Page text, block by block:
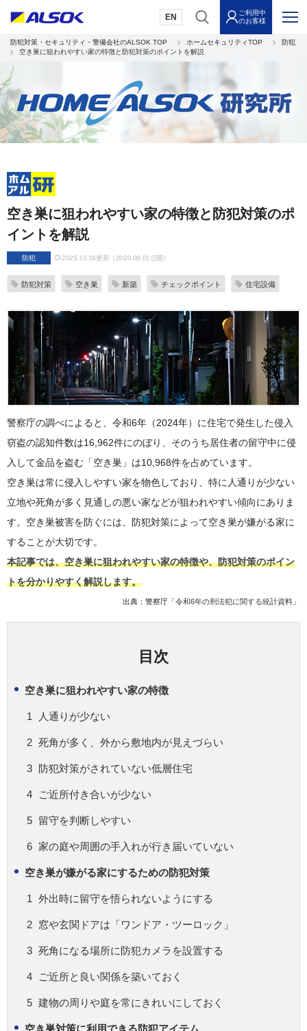
EN
ご利用中
のお客様
防犯対策・セキュリティ・警備会社のALSOK TOP ホームセキュリティTOP
防犯
空き巣に狙われやすい家の特徴と防犯対策のポイントを解説
空き巣に狙われやすい家の特徴と防犯対策のポ
イントを解説
防犯 2025.10.24更新（2020.09.01公開）
防犯対策 空き巣 新築 チェックポイント 住宅設備
警察庁の調べによると、令和6年（2024年）に住宅で発生した侵入
窃盗の認知件数は16,962件にのぼり、そのうち居住者の留守中に侵
入して金品を盗む「空き巣」は10,968件を占めています。
空き巣は常に侵入しやすい家を物色しており、特に人通りが少ない
立地や死角が多く見通しの悪い家などが狙われやすい傾向にありま
す。空き巣被害を防ぐには、防犯対策によって空き巣が嫌がる家に
することが大切です。
本記事では、空き巣に狙われやすい家の特徴や、防犯対策のポイン
トを分かりやすく解説します。
出典：警察庁「 令和6年の刑法犯に関する統計資料 」
目次
空き巣に狙われやすい家の特徴
人通りが少ない
死角が多く、外から敷地内が見えづらい
防犯対策がされていない低層住宅
ご近所付き合いが少ない
留守を判断しやすい
家の庭や周囲の手入れが行き届いていない
空き巣が嫌がる家にするための防犯対策
外出時に留守を悟られないようにする
窓や玄関ドアは「ワンドア・ツーロック」
死角になる場所に防犯カメラを設置する
ご近所と良い関係を築いておく
建物の周りや庭を常にきれいにしておく